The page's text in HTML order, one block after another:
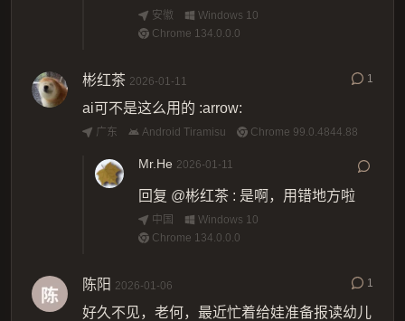
安徽
Windows 10
Chrome 134.0.0.0
彬红茶 2026-01-11 1
ai可不是这么用的 :arrow:
广东 Android Tiramisu Chrome 99.0.4844.88
Mr.He 2026-01-11
回复 @彬红茶 : 是啊，用错地方啦
中国
Windows 10
Chrome 134.0.0.0
陈阳 2026-01-06 1
好久不见，老何，最近忙着给娃准备报读幼儿